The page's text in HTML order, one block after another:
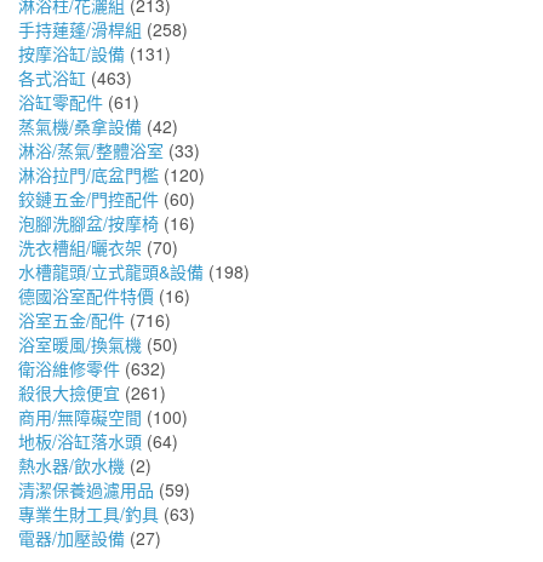
淋浴柱/花灑組 (213)
手持蓮蓬/滑桿組 (258)
按摩浴缸/設備 (131)
各式浴缸 (463)
浴缸零配件 (61)
蒸氣機/桑拿設備 (42)
淋浴/蒸氣/整體浴室 (33)
淋浴拉門/底盆門檻 (120)
鉸鏈五金/門控配件 (60)
泡腳洗腳盆/按摩椅 (16)
洗衣槽組/曬衣架 (70)
水槽龍頭/立式龍頭&設備 (198)
德國浴室配件特價 (16)
浴室五金/配件 (716)
浴室暖風/換氣機 (50)
衛浴維修零件 (632)
殺很大撿便宜 (261)
商用/無障礙空間 (100)
地板/浴缸落水頭 (64)
熱水器/飲水機 (2)
清潔保養過濾用品 (59)
專業生財工具/釣具 (63)
電器/加壓設備 (27)